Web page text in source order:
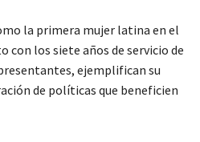
la primera mujer latina en el
con los siete años de servicio de
ejemplifican su
de políticas que beneficien